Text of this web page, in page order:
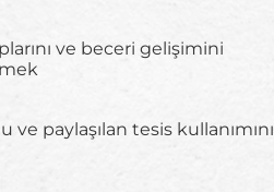
ve beceri gelişimini
paylaşılan tesis kullanımını